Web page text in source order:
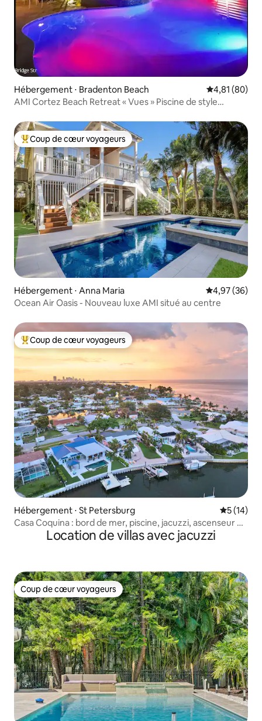
Hébergement ⋅ Bradenton Beach Évaluation
4,81 (80)
AMI Cortez Beach Retreat « Vues » Piscine de style
Coups de cœur voyageurs les plus appréciés
Coup de cœur voyageurs
Hébergement ⋅ Anna Maria Évaluation
4,97 (36)
Ocean Air Oasis - Nouveau luxe AMI situé au centre
Coups de cœur voyageurs les plus appréciés
Coup de cœur voyageurs
Hébergement ⋅ St Petersburg
5 (14)
Casa Coquina : bord de mer, piscine, jacuzzi, ascenseur de
Location de villas avec jacuzzi
Coup de cœur voyageurs
Coup de cœur voyageurs